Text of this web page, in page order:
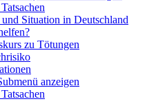
Situation in Deutschland
zu Tötungen
anzeigen